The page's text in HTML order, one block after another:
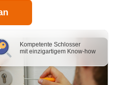
Kompetente Schlosser
mit einzigartigem Know-how